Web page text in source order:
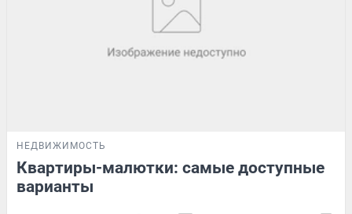
НЕДВИЖИМОСТЬ
Квартиры-малютки: самые доступные
варианты